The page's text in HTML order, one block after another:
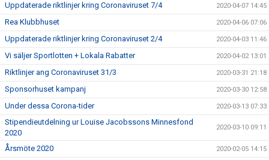
Uppdaterade riktlinjer kring Coronaviruset 7/4 2020-04-07 14:45
Rea Klubbhuset 2020-04-06 07:06
Uppdaterade riktlinjer kring Coronaviruset 2/4 2020-04-03 11:46
Vi säljer Sportlotten + Lokala Rabatter 2020-04-02 13:01
Riktlinjer ang Coronaviruset 31/3 2020-03-31 21:18
Sponsorhuset kampanj 2020-03-30 12:58
Under dessa Corona-tider 2020-03-13 07:33
Stipendieutdelning ur Louise Jacobssons Minnesfond
2020
2020-03-10 09:11
Årsmöte 2020 2020-02-05 14:15